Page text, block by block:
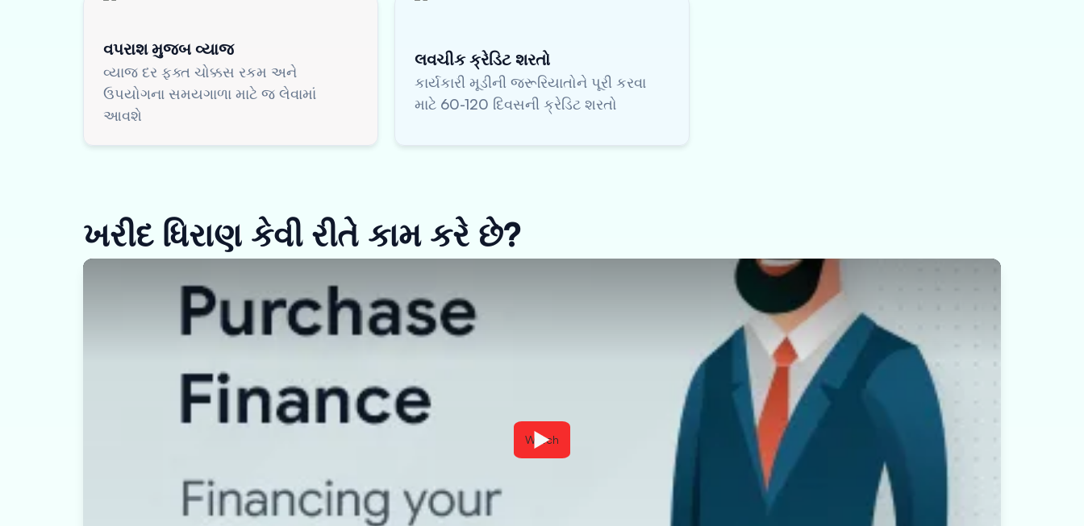
વપરાશ મુજબ વ્યાજ
વ્યાજ દર ફક્ત ચોક્કસ રકમ અને
ઉપયોગના સમયગાળા માટે જ લેવામાં
આવશે
લવચીક ક્રેડિટ શરતો
કાર્યકારી મૂડીની જરૂરિયાતોને પૂરી કરવા
માટે 60-120 દિવસની ક્રેડિટ શરતો
ખરીદ ધિરાણ કેવી રીતે કામ કરે છે?
Watch